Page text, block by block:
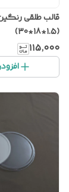
قالب
(1.5*18*30)
۱۱۵٬۰۰۰